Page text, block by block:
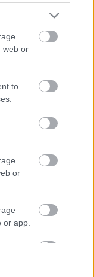
web or
to
or
app.
Time